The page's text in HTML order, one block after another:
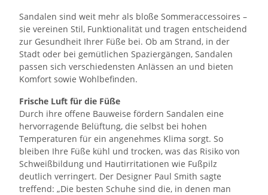
Sandalen sind weit mehr als bloße Sommeraccessoires –
sie vereinen Stil, Funktionalität und tragen entscheidend
zur Gesundheit Ihrer Füße bei. Ob am Strand, in der
Stadt oder bei gemütlichen Spaziergängen, Sandalen
passen sich verschiedensten Anlässen an und bieten
Komfort sowie Wohlbefinden.
Frische Luft für die Füße
Durch ihre offene Bauweise fördern Sandalen eine
hervorragende Belüftung, die selbst bei hohen
Temperaturen für ein angenehmes Klima sorgt. So
bleiben Ihre Füße kühl und trocken, was das Risiko von
Schweißbildung und Hautirritationen wie Fußpilz
deutlich verringert. Der Designer Paul Smith sagte
treffend: „Die besten Schuhe sind die, in denen man